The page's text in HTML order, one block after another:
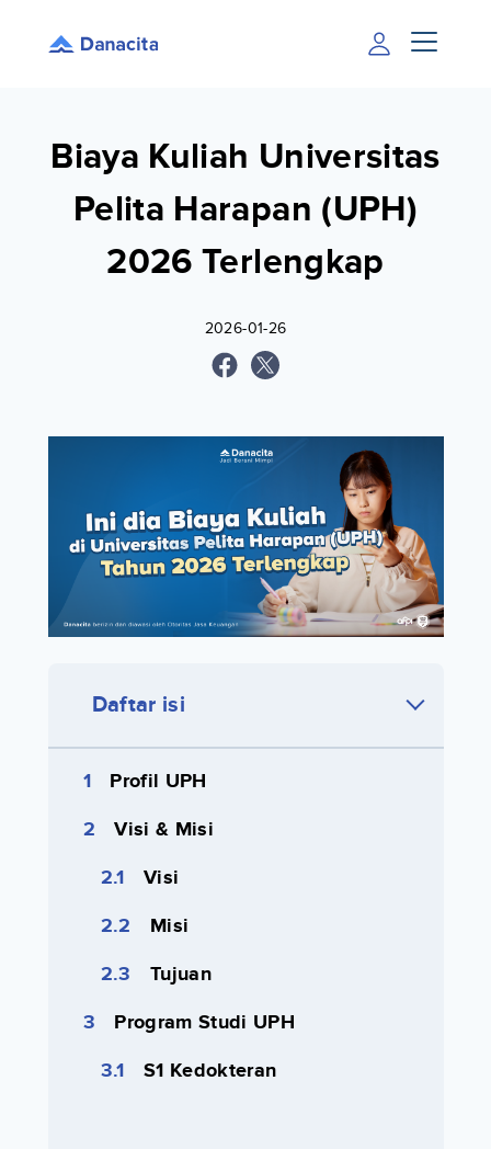
Biaya Kuliah Universitas
Pelita Harapan (UPH)
2026 Terlengkap
2026-01-26
Daftar isi
Profil UPH
Visi & Misi
Visi
Misi
Tujuan
Program Studi UPH
S1 Kedokteran